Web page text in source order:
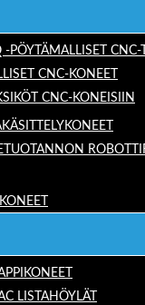
-PÖYTÄMALLISET CNC-
CNC-KONEET
CNC-KONEISIIN
LISTAHÖYLÄT